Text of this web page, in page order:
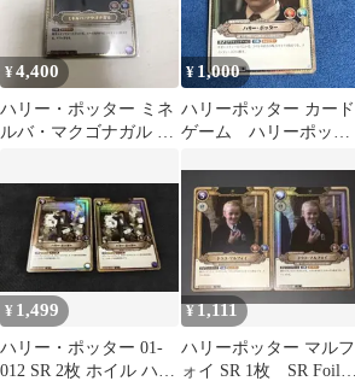
¥4,400
ハリー・ポッター ミネ
ルバ・マクゴナガル SR
¥ 1,000
ハリーポッター カード
ゲーム ハリーポッタ
¥ 1,499
ハリー・ポッター 01-
012 SR 2枚 ホイル ハリ
¥1,111
ハリーポッター マルフ
ォイ SR 1枚 SR Foil 1